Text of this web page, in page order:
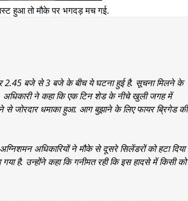
हुआ तो मौके पर भगदड़ मच गई.
2.45 बजे से 3 बजे के बीच ये घटना हुई है. सूचना मिलने के
अधिकारी ने कहा कि एक टिन शेड के नीचे खुली जगह में
धमाका हुआ. आग बुझाने के लिए फायर ब्रिगेड की
अधिकारियों ने मौके से दूसरे सिलेंडरों को हटा दिया
है. उन्होंने कहा कि गनीमत रही कि इस हादसे में किसी को